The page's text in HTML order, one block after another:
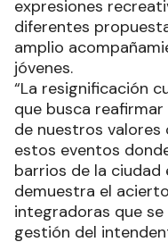
expresiones
diferentes
amplio
jóvenes.
“La resignificación
que busca
de nuestros
estos eventos
barrios de la ciudad
demuestra el
integradoras que
gestión del